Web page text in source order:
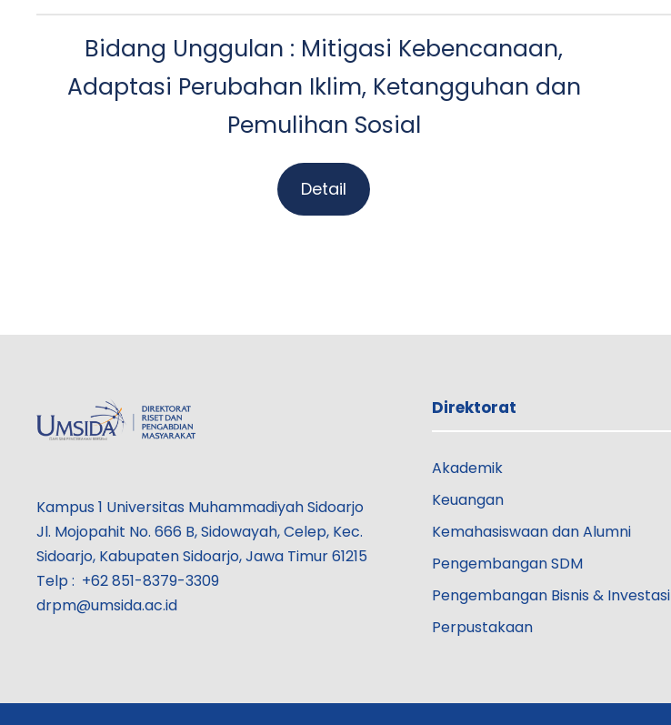
Bidang Unggulan : Mitigasi Kebencanaan,
Adaptasi Perubahan Iklim, Ketangguhan dan
Pemulihan Sosial
Detail
Kampus 1 Universitas Muhammadiyah Sidoarjo
Jl. Mojopahit No. 666 B, Sidowayah, Celep, Kec.
Sidoarjo, Kabupaten Sidoarjo, Jawa Timur 61215
Telp : +62 851-8379-3309
drpm@umsida.ac.id
Direktorat
Akademik
Keuangan
Kemahasiswaan dan Alumni
Pengembangan SDM
Pengembangan Bisnis & Investasi
Perpustakaan